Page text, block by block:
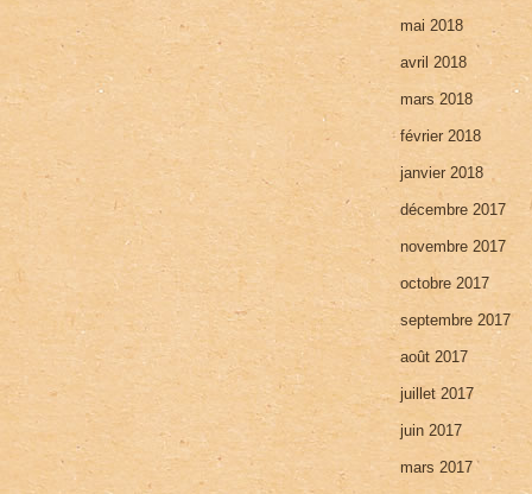
mai 2018
avril 2018
mars 2018
février 2018
janvier 2018
décembre 2017
novembre 2017
octobre 2017
septembre 2017
août 2017
juillet 2017
juin 2017
mars 2017